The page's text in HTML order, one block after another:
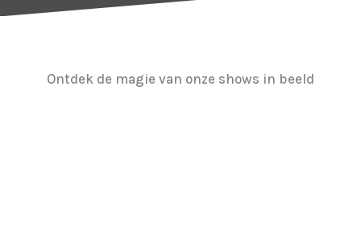
Ontdek de magie van onze shows in beeld